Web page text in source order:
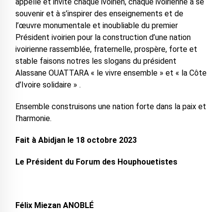
souvenir et à s’inspirer des enseignements et de
l’œuvre monumentale et inoubliable du premier
Président ivoirien pour la construction d’une nation
ivoirienne rassemblée, fraternelle, prospère, forte et
stable faisons notres les slogans du président
Alassane OUATTARA « le vivre ensemble » et « la Côte
d’Ivoire solidaire » .
Ensemble construisons une nation forte dans la paix et
l’harmonie.
Fait à Abidjan le 18 octobre 2023
Le Président du Forum des Houphouetistes
Félix Miezan ANOBLÉ